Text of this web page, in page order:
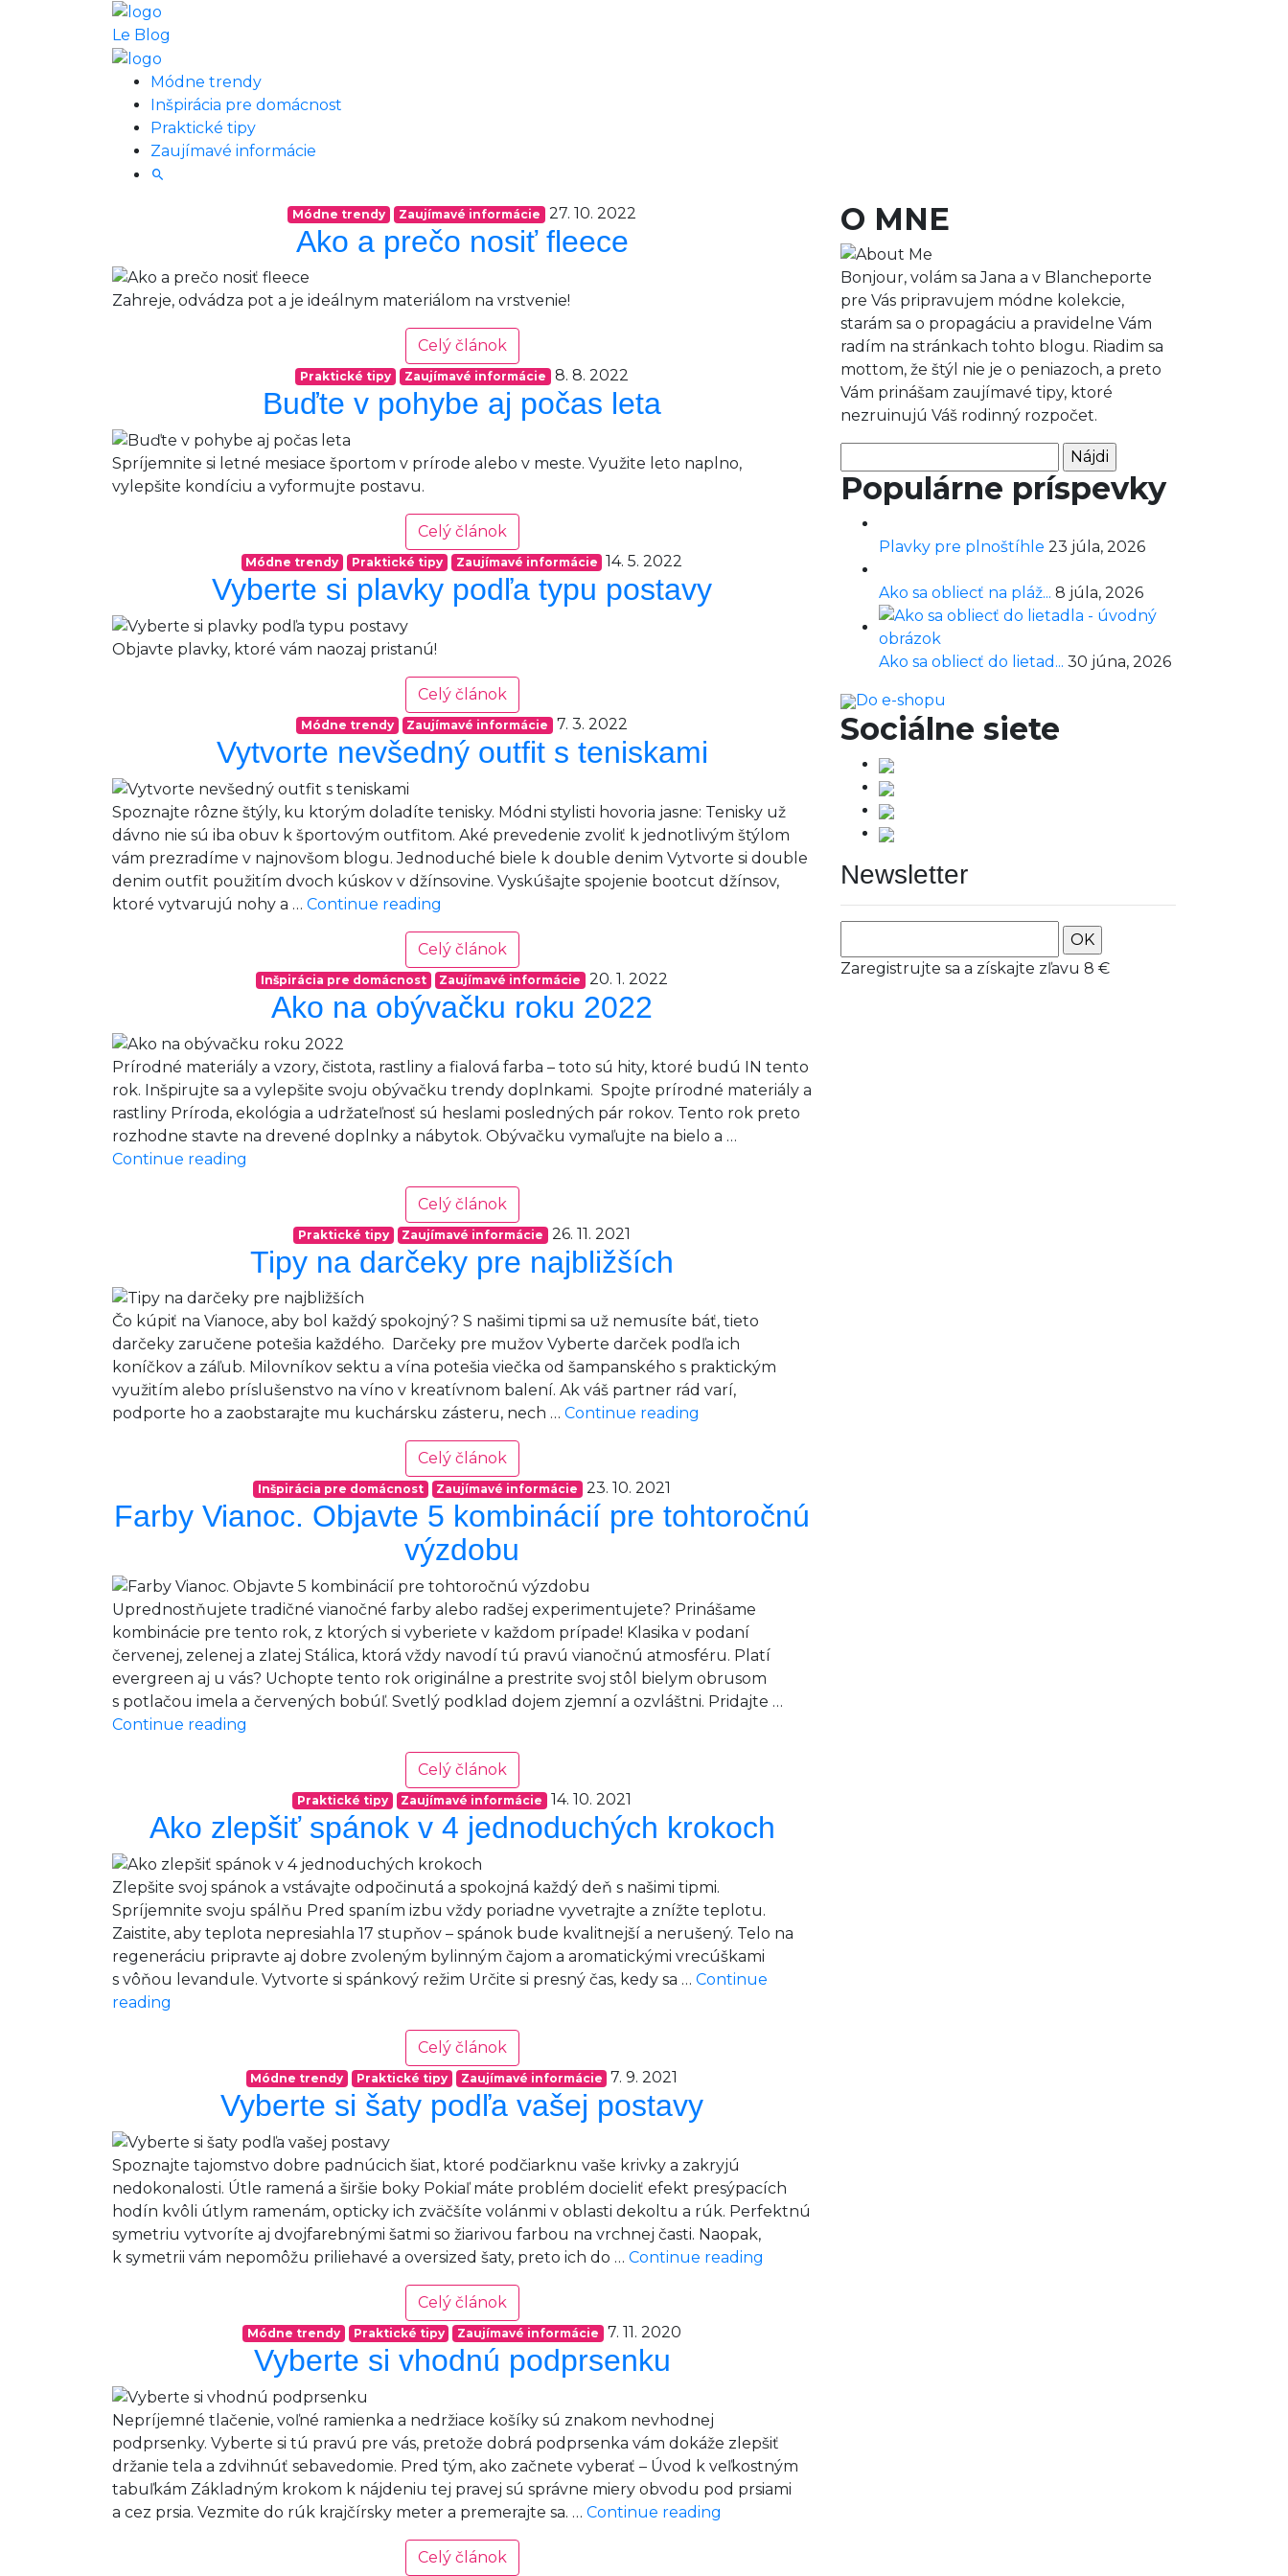
Le Blog
Módne trendy
Inšpirácia pre domácnost
Praktické tipy
Zaujímavé informácie
Módne trendy Zaujímavé informácie 27. 10. 2022
Ako a prečo nosiť fleece
Zahreje, odvádza pot a je ideálnym materiálom na vrstvenie!
Celý článok
Praktické tipy Zaujímavé informácie 8. 8. 2022
Buďte v pohybe aj počas leta
Spríjemnite si letné mesiace športom v prírode alebo v meste. Využite leto naplno,
vylepšite kondíciu a vyformujte postavu.
Celý článok
Módne trendy Praktické tipy Zaujímavé informácie 14. 5. 2022
Vyberte si plavky podľa typu postavy
Objavte plavky, ktoré vám naozaj pristanú!
Celý článok
Módne trendy Zaujímavé informácie 7. 3. 2022
Vytvorte nevšedný outfit s teniskami
Spoznajte rôzne štýly, ku ktorým doladíte tenisky. Módni stylisti hovoria jasne: Tenisky už
dávno nie sú iba obuv k športovým outfitom. Aké prevedenie zvoliť k jednotlivým štýlom
vám prezradíme v najnovšom blogu. Jednoduché biele k double denim Vytvorte si double
denim outfit použitím dvoch kúskov v džínsovine. Vyskúšajte spojenie bootcut džínsov,
ktoré vytvarujú nohy a … Continue reading
outfit
s
teniskami
Celý článok
Inšpirácia pre domácnost Zaujímavé informácie 20. 1. 2022
Ako na obývačku roku 2022
Prírodné materiály a vzory, čistota, rastliny a fialová farba – toto sú hity, ktoré budú IN tento
rok. Inšpirujte sa a vylepšite svoju obývačku trendy doplnkami. Spojte prírodné materiály a
rastliny Príroda, ekológia a udržateľnosť sú heslami posledných pár rokov. Tento rok preto
rozhodne stavte na drevené doplnky a nábytok. Obývačku vymaľujte na bielo a …
Continue reading
2022
Celý článok
Praktické tipy Zaujímavé informácie 26. 11. 2021
Tipy na darčeky pre najbližších
Čo kúpiť na Vianoce, aby bol každý spokojný? S našimi tipmi sa už nemusíte báť, tieto
darčeky zaručene potešia každého. Darčeky pre mužov Vyberte darček podľa ich
koníčkov a záľub. Milovníkov sektu a vína potešia viečka od šampanského s praktickým
využitím alebo príslušenstvo na víno v kreatívnom balení. Ak váš partner rád varí,
podporte ho a zaobstarajte mu kuchársku zásteru, nech … Continue reading
najbližších
Celý článok
Inšpirácia pre domácnost Zaujímavé informácie 23. 10. 2021
Farby Vianoc. Objavte 5 kombinácií pre tohtoročnú
výzdobu
Uprednostňujete tradičné vianočné farby alebo radšej experimentujete? Prinášame
kombinácie pre tento rok, z ktorých si vyberiete v každom prípade! Klasika v podaní
červenej, zelenej a zlatej Stálica, ktorá vždy navodí tú pravú vianočnú atmosféru. Platí
evergreen aj u vás? Uchopte tento rok originálne a prestrite svoj stôl bielym obrusom
s potlačou imela a červených bobúľ. Svetlý podklad dojem zjemní a ozvláštni. Pridajte …
Continue reading
kombinácií
pre
tohtoročnú
výzdobu
Celý článok
Praktické tipy Zaujímavé informácie 14. 10. 2021
Ako zlepšiť spánok v 4 jednoduchých krokoch
Zlepšite svoj spánok a vstávajte odpočinutá a spokojná každý deň s našimi tipmi.
Spríjemnite svoju spálňu Pred spaním izbu vždy poriadne vyvetrajte a znížte teplotu.
Zaistite, aby teplota nepresiahla 17 stupňov – spánok bude kvalitnejší a nerušený. Telo na
regeneráciu pripravte aj dobre zvoleným bylinným čajom a aromatickými vrecúškami
s vôňou levandule. Vytvorte si spánkový režim Určite si presný čas, kedy sa … Continue
reading
jednoduchých
krokoch
Celý článok
Módne trendy Praktické tipy Zaujímavé informácie 7. 9. 2021
Vyberte si šaty podľa vašej postavy
Spoznajte tajomstvo dobre padnúcich šiat, ktoré podčiarknu vaše krivky a zakryjú
nedokonalosti. Útle ramená a širšie boky Pokiaľ máte problém docieliť efekt presýpacích
hodín kvôli útlym ramenám, opticky ich zväčšíte volánmi v oblasti dekoltu a rúk. Perfektnú
symetriu vytvoríte aj dvojfarebnými šatmi so žiarivou farbou na vrchnej časti. Naopak,
k symetrii vám nepomôžu priliehavé a oversized šaty, preto ich do … Continue reading
Celý článok
Módne trendy Praktické tipy Zaujímavé informácie 7. 11. 2020
Vyberte si vhodnú podprsenku
Nepríjemné tlačenie, voľné ramienka a nedržiace košíky sú znakom nevhodnej
podprsenky. Vyberte si tú pravú pre vás, pretože dobrá podprsenka vám dokáže zlepšiť
držanie tela a zdvihnúť sebavedomie. Pred tým, ako začnete vyberať – Úvod k veľkostným
tabuľkám Základným krokom k nájdeniu tej pravej sú správne miery obvodu pod prsiami
a cez prsia. Vezmite do rúk krajčírsky meter a premerajte sa. … Continue reading
Celý článok
O MNE
Bonjour, volám sa Jana a v Blancheporte
pre Vás pripravujem módne kolekcie,
starám sa o propagáciu a pravidelne Vám
radím na stránkach tohto blogu. Riadim sa
mottom, že štýl nie je o peniazoch, a preto
Vám prinášam zaujímavé tipy, ktoré
nezruinujú Váš rodinný rozpočet.
Populárne príspevky
Plavky pre plnoštíhle 23 júla, 2026
Ako sa obliecť na pláž... 8 júla, 2026
Ako sa obliecť do lietad... 30 júna, 2026
Do e-shopu
Sociálne siete
Newsletter
OK
Zaregistrujte sa a získajte zľavu 8 €